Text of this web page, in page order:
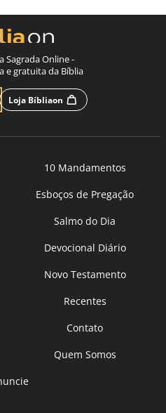
Sagrada Online -
e gratuita da Bíblia
Loja Bíbliaon
10 Mandamentos
Esboços de Pregação
Salmo do Dia
Devocional Diário
Novo Testamento
Recentes
Contato
Quem Somos